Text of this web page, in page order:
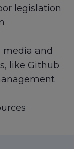
legislation
and
like Github